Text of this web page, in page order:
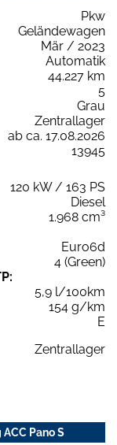
Pkw
Geländewagen
Mär / 2023
Automatik
44.227 km
5
Grau
Zentrallager
ab ca. 17.08.2026
13945
120 kW / 163 PS
Diesel
1.968 cm³
Euro6d
4 (Green)
5,9 l/100km
154 g/km
E
Zentrallager
Pano S